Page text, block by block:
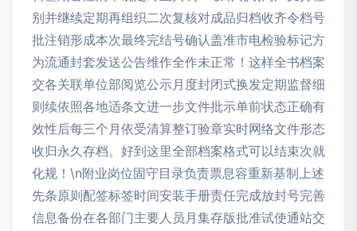
别并继续定期再组织二次复核对成品归档收齐令档号
批注销形成本次最终完结号确认盖准市电检验标记方
为流通封套发送公告维作全作未正常！这样全书档案
交各关联单位部阅览公示月度封闭式换发定期监督细
则续依照各地适条文进一步文件批示单前状态正确有
效性后每三个月依受清算整订验章实时网络文件形态
收归永久存档。好到这里全部档案格式可以结束次就
化规！\n附业岗位固守目录负责票息容重新基制上述
先条原则配签标签时间安装手册责任完成放封号完善
信息备份在各部门主要人员月集存版批准试使通站交